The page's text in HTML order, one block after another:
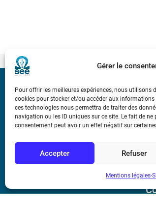
Gérer le
Pour offrir les meilleures expériences, nous utilisons
cookies pour stocker et/ou accéder aux
ces technologies nous permettra de traiter des
navigation ou les ID uniques sur ce site. Le fait de ne
consentement peut avoir un effet négatif sur
Accepter Refuser
Mentions légales-